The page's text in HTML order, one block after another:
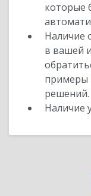
которые
Наличие
в вашей
примеры
решений.
Наличие